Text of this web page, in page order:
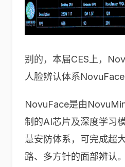
别的，本届CES上，
人脸辨认体系NovuFace
NovuFace是由
制的AI芯片及深度学习
慧安防体系，可完成超
路、多方针的面部辨认